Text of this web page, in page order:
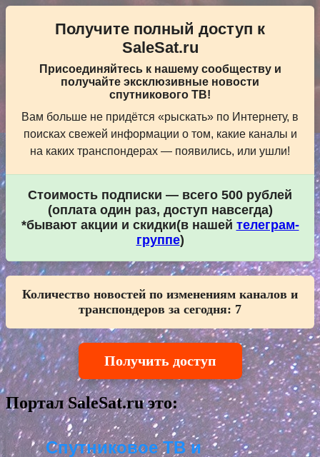
Получите полный доступ к
SaleSat.ru
Присоединяйтесь к нашему сообществу и
получайте эксклюзивные новости
спутникового ТВ!
Вам больше не придётся «рыскать» по Интернету, в
поисках свежей информации о том, какие каналы и
на каких транспондерах — появились, или ушли!
Стоимость подписки — всего 500 рублей
(оплата один раз, доступ навсегда)
*бывают акции и скидки(в нашей телеграм-
группе)
Количество новостей по изменениям каналов и
транспондеров за сегодня: 7
Получить доступ
Портал SaleSat.ru это:
Спутниковое ТВ и